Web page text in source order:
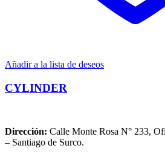
Añadir a la lista de deseos
CYLINDER
Dirección: Calle Monte Rosa N° 233,
– Santiago de Surco.